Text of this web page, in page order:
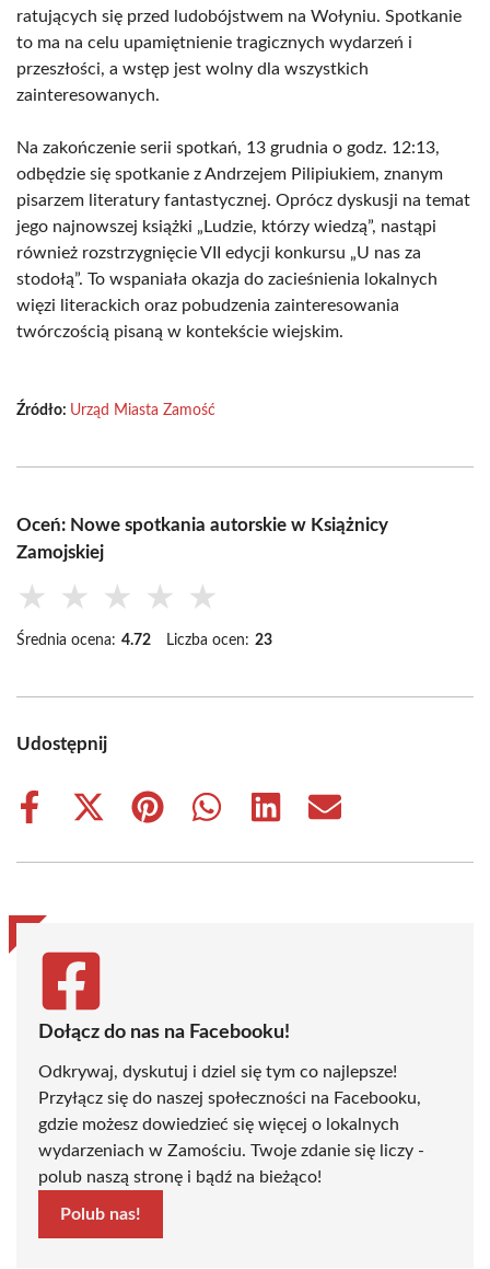
ratujących się przed ludobójstwem na Wołyniu. Spotkanie
to ma na celu upamiętnienie tragicznych wydarzeń i
przeszłości, a wstęp jest wolny dla wszystkich
zainteresowanych.
Na zakończenie serii spotkań, 13 grudnia o godz. 12:13,
odbędzie się spotkanie z Andrzejem Pilipiukiem, znanym
pisarzem literatury fantastycznej. Oprócz dyskusji na temat
jego najnowszej książki „Ludzie, którzy wiedzą”, nastąpi
również rozstrzygnięcie VII edycji konkursu „U nas za
stodołą”. To wspaniała okazja do zacieśnienia lokalnych
więzi literackich oraz pobudzenia zainteresowania
twórczością pisaną w kontekście wiejskim.
Źródło: Urząd Miasta Zamość
Oceń: Nowe spotkania autorskie w Książnicy
Zamojskiej
★ ★ ★ ★ ★
Średnia ocena: 4.72 Liczba ocen: 23
Udostępnij
Share
Share
(Twitter)
Share
Share
Share
Share
Dołącz do nas na Facebooku!
Odkrywaj, dyskutuj i dziel się tym co najlepsze!
Przyłącz się do naszej społeczności na Facebooku,
gdzie możesz dowiedzieć się więcej o lokalnych
wydarzeniach w Zamościu. Twoje zdanie się liczy -
polub naszą stronę i bądź na bieżąco!
Polub nas!